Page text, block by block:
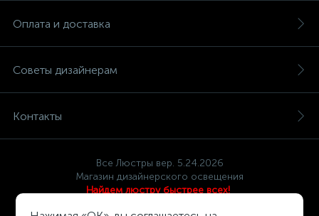
Оплата и доставка
Советы дизайнерам
Контакты
Все Люстры вер. 5.24.2026
Магазин дизайнерского освещения
Найдем люстру быстрее всех!
Политика компании в отношении обработки персональных